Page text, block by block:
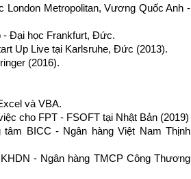
Metropolitan, Vương Quốc Anh -
- Đại học Frankfurt, Đức.
Up Live tại Karlsruhe, Đức (2013).
(2016).
và VBA.
cho FPT - FSOFT tại Nhật Bản (2019)
BICC - Ngân hàng Việt Nam Thịnh
- Ngân hàng TMCP Công Thương